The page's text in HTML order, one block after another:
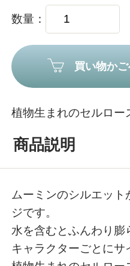
植物生まれのセルロー
数量
買い物か
商品説明
ムーミンのシルエッ
ジです。
水を含むとふんわり膨
キャラクターごとにサ